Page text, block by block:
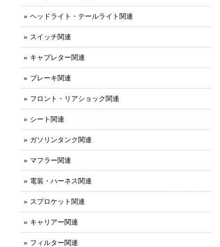
ヘッドライト・テールライト関連
スイッチ関連
キャブレター関連
ブレーキ関連
フロント・リアショック関連
シート関連
ガソリンタンク関連
マフラー関連
電装・ハーネス関連
スプロケット関連
キャリアー関連
フィルター関連